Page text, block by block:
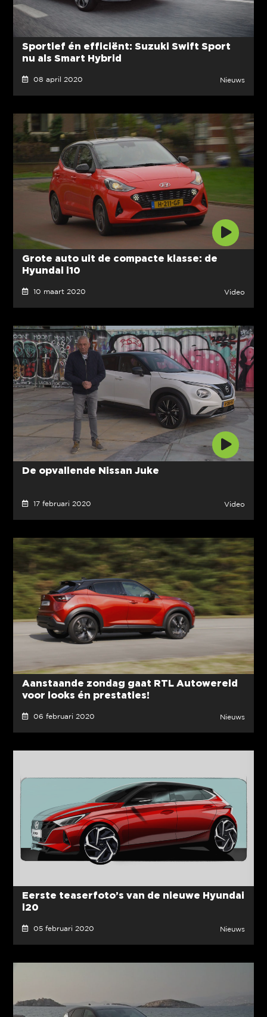
Sportief én efficiënt: Suzuki Swift Sport
nu als Smart Hybrid
08 april 2020 Nieuws
Grote auto uit de compacte klasse: de
Hyundai i10
10 maart 2020 Video
De opvallende Nissan Juke
17 februari 2020 Video
Aanstaande zondag gaat RTL Autowereld
voor looks én prestaties!
06 februari 2020 Nieuws
Eerste teaserfoto’s van de nieuwe Hyundai
i20
05 februari 2020 Nieuws